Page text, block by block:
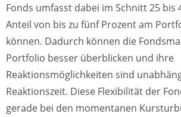
Fonds umfasst dabei im Schnitt 25 bis
Anteil von bis zu fünf Prozent am
können. Dadurch können die
Portfolio besser überblicken und ihre
Reaktionsmöglichkeiten sind
Reaktionszeit. Diese Flexibilität der
gerade bei den momentanen